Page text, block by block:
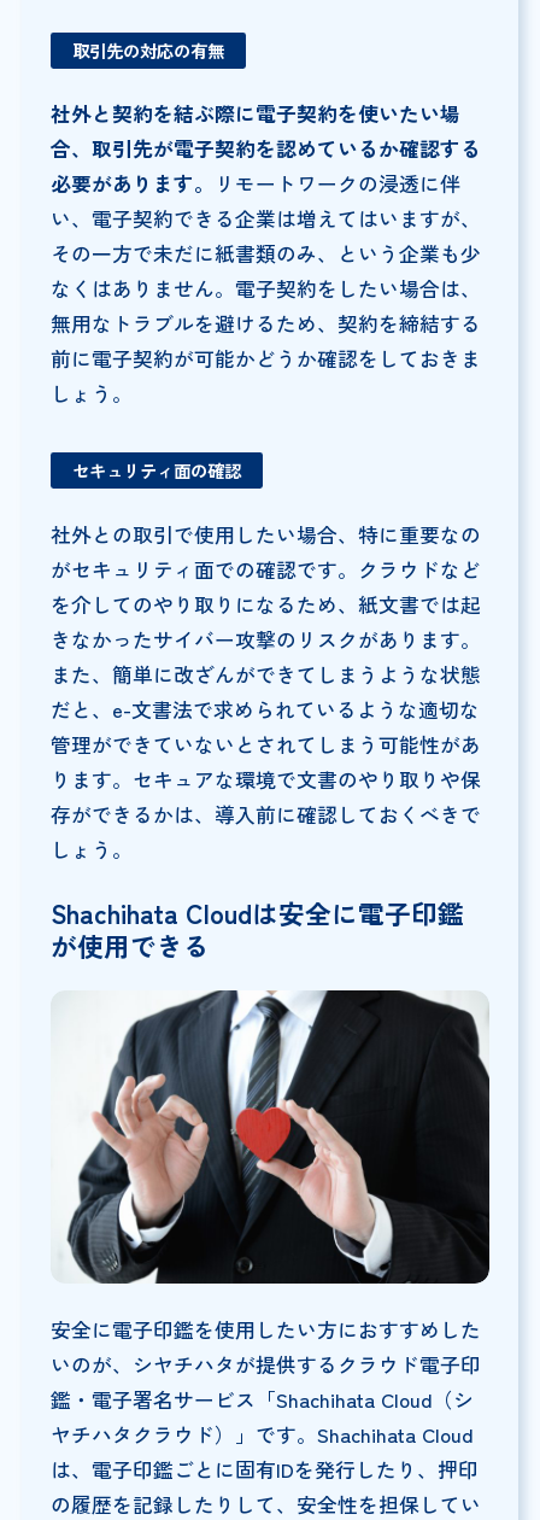
取引先の対応の有無
社外と契約を結ぶ際に電子契約を使いたい場
合、取引先が電子契約を認めているか確認する
必要があります。
リモートワークの浸透に伴
い、電子契約できる企業は増えてはいますが、
その一方で未だに紙書類のみ、という企業も少
なくはありません。電子契約をしたい場合は、
無用なトラブルを避けるため、契約を締結する
前に電子契約が可能かどうか確認をしておきま
しょう。
セキュリティ面の確認
社外との取引で使用したい場合、特に重要なの
がセキュリティ面での確認です。クラウドなど
を介してのやり取りになるため、紙文書では起
きなかったサイバー攻撃のリスクがあります。
また、簡単に改ざんができてしまうような状態
だと、e-文書法で求められているような適切な
管理ができていないとされてしまう可能性があ
ります。セキュアな環境で文書のやり取りや保
存ができるかは、導入前に確認しておくべきで
しょう。
Shachihata Cloudは安全に電子印鑑
が使用できる
安全に電子印鑑を使用したい方におすすめした
いのが、シヤチハタが提供するクラウド電子印
鑑・電子署名サービス「Shachihata Cloud（シ
ヤチハタクラウド）」です。Shachihata Cloud
は、電子印鑑ごとに固有IDを発行したり、押印
の履歴を記録したりして、安全性を担保してい